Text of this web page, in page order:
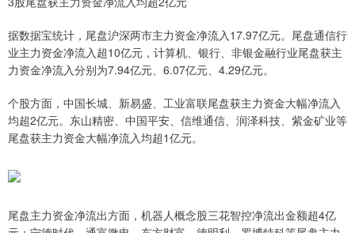
据数据宝统计，尾盘沪深两市主力资金净流入17.97亿元。尾盘通信行
业主力资金净流入超10亿元，计算机、银行、非银金融行业尾盘获主
力资金净流入分别为7.94亿元、6.07亿元、4.29亿元。
个股方面，中国长城、新易盛、工业富联尾盘获主力资金大幅净流入
均超2亿元。东山精密、中国平安、信维通信、润泽科技、紫金矿业等
尾盘获主力资金大幅净流入均超1亿元。
尾盘主力资金净流出方面，机器人概念股三花智控净流出金额超4亿